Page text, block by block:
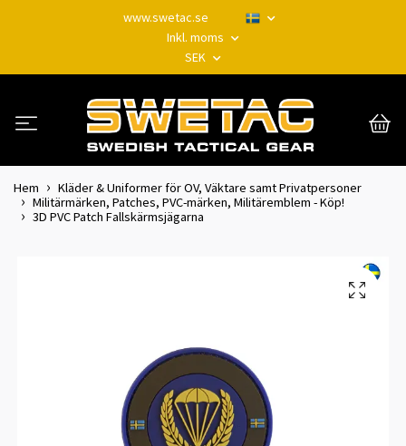
www.swetac.se
Inkl. moms
SEK
Hem
Kläder & Uniformer för OV, Väktare samt Privatpersoner
Militärmärken, Patches, PVC-märken, Militäremblem - Köp!
3D PVC Patch Fallskärmsjägarna